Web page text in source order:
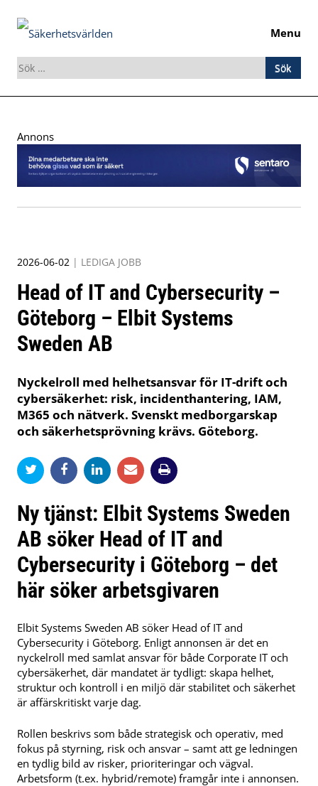
Menu
Sök
efter:
to
Annons
2026-06-02 | LEDIGA JOBB
Head of IT and Cybersecurity –
Göteborg – Elbit Systems
Sweden AB
Nyckelroll med helhetsansvar för IT-drift och
cybersäkerhet: risk, incidenthantering, IAM,
M365 och nätverk. Svenskt medborgarskap
och säkerhetsprövning krävs. Göteborg.
Ny tjänst: Elbit Systems Sweden
AB söker Head of IT and
Cybersecurity i Göteborg – det
här söker arbetsgivaren
Elbit Systems Sweden AB söker Head of IT and
Cybersecurity i Göteborg. Enligt annonsen är det en
nyckelroll med samlat ansvar för både Corporate IT och
cybersäkerhet, där mandatet är tydligt: skapa helhet,
struktur och kontroll i en miljö där stabilitet och säkerhet
är affärskritiskt varje dag.
Rollen beskrivs som både strategisk och operativ, med
fokus på styrning, risk och ansvar – samt att ge ledningen
en tydlig bild av risker, prioriteringar och vägval.
Arbetsform (t.ex. hybrid/remote) framgår inte i annonsen.